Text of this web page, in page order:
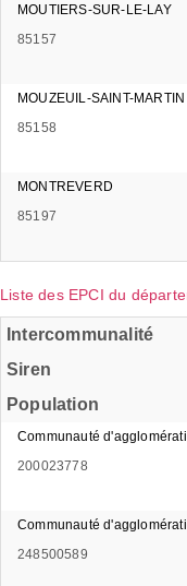
MOUTIERS-SUR-LE-LAY
85157
MOUZEUIL-SAINT-MARTIN
85158
MONTREVERD
85197
Liste des EPCI du
Intercommunalité
Siren
Population
Communauté
200023778
Communauté
248500589